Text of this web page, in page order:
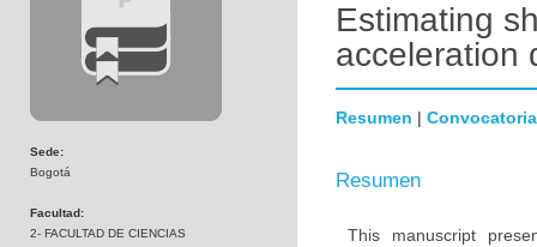
Sede:
Bogotá
Facultad:
2- FACULTAD DE CIENCIAS
Estimating
acceleration
Resumen | Convocatoria
Resumen
This manuscript